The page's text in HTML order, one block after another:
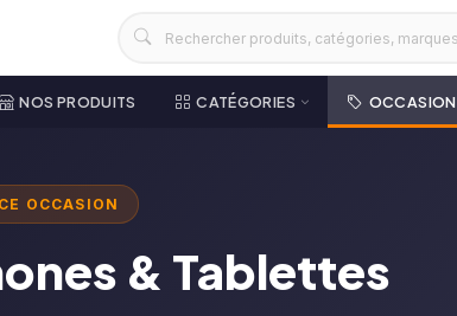
NOS PRODUITS CATÉGORIES OCCASION
OCCASION
& Tablettes